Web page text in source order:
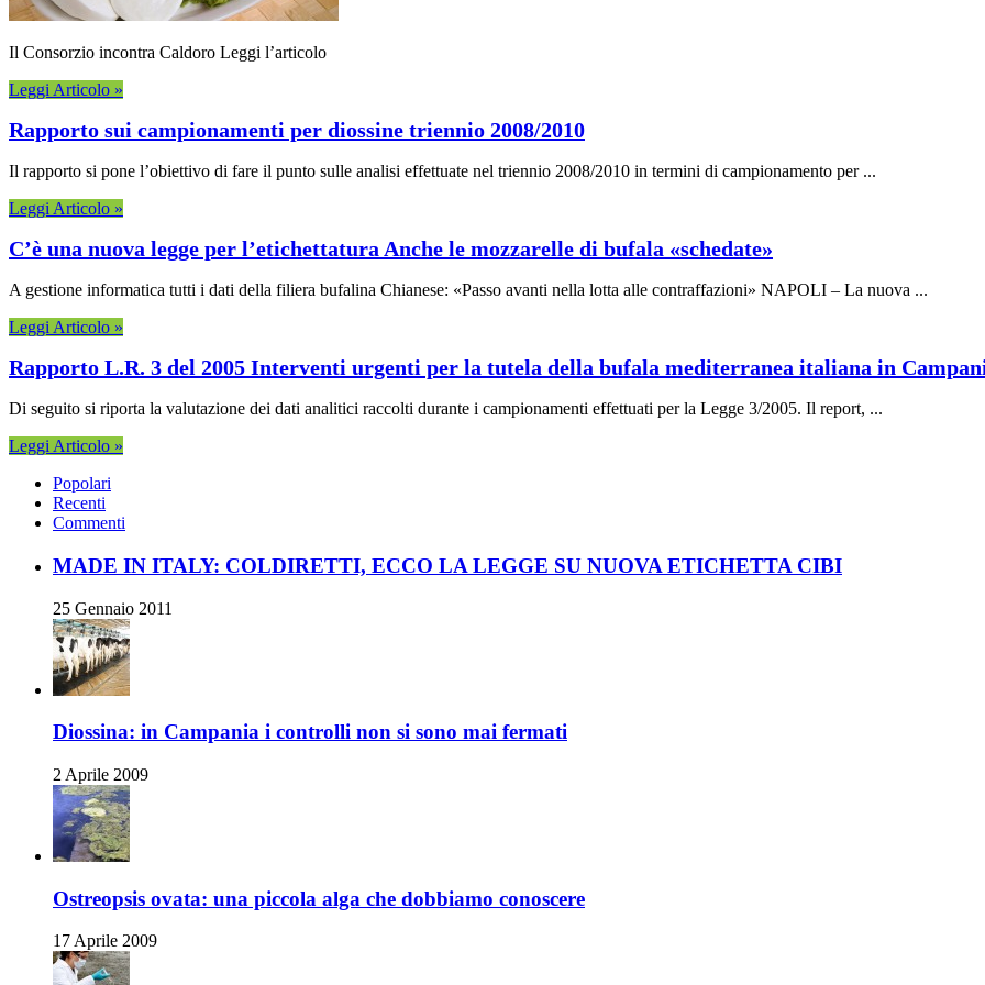
Il Consorzio incontra Caldoro Leggi l’articolo
Leggi Articolo »
Rapporto sui campionamenti per diossine triennio 2008/2010
Il rapporto si pone l’obiettivo di fare il punto sulle analisi effettuate nel triennio 2008/2010 in termini di campionamento per ...
Leggi Articolo »
C’è una nuova legge per l’etichettatura Anche le mozzarelle di bufala «schedate»
A gestione informatica tutti i dati della filiera bufalina Chianese: «Passo avanti nella lotta alle contraffazioni» NAPOLI – La nuova ...
Leggi Articolo »
Rapporto L.R. 3 del 2005 Interventi urgenti per la tutela della bufala mediterranea italiana in
Di seguito si riporta la valutazione dei dati analitici raccolti durante i campionamenti effettuati per la Legge 3/2005. Il report, ...
Leggi Articolo »
Popolari
Recenti
Commenti
MADE IN ITALY: COLDIRETTI, ECCO LA LEGGE SU NUOVA ETICHETTA CIBI
25 Gennaio 2011
Diossina: in Campania i controlli non si sono mai fermati
2 Aprile 2009
Ostreopsis ovata: una piccola alga che dobbiamo conoscere
17 Aprile 2009